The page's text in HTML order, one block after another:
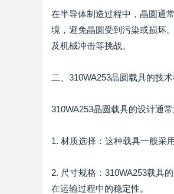
在半导体制造过程中，晶圆通
境，避免晶圆受到污染或损坏
及机械冲击等挑战。
二、310WA253晶圆载具的技
310WA253晶圆载具的设计通
1. 材质选择：这种载具一般采
2. 尺寸规格：310WA253载具
在运输过程中的稳定性。